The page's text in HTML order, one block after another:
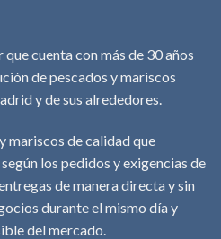
cuenta con más de 30 años
de pescados y mariscos
y de sus alrededores.
mariscos de calidad que
los pedidos y exigencias de
de manera directa y sin
durante el mismo día y
del mercado.